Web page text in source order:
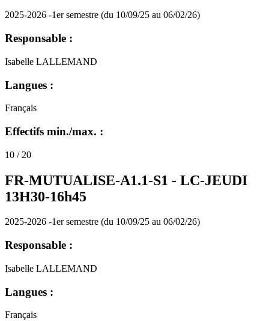
2025-2026 -1er semestre (du 10/09/25 au 06/02/26)
Responsable :
Isabelle LALLEMAND
Langues :
Français
Effectifs min./max. :
10 / 20
FR-MUTUALISE-A1.1-S1 - LC-JEUDI
13H30-16h45
2025-2026 -1er semestre (du 10/09/25 au 06/02/26)
Responsable :
Isabelle LALLEMAND
Langues :
Français